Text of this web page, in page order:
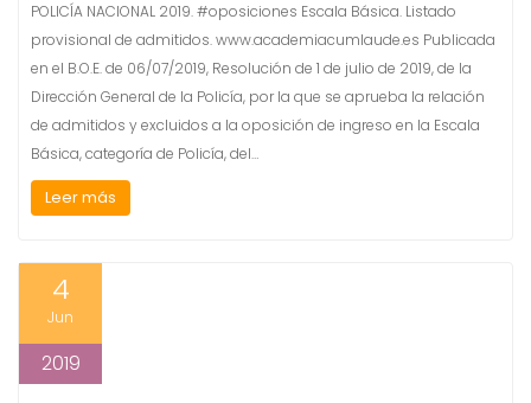
POLICÍA NACIONAL 2019. #oposiciones Escala Básica. Listado
provisional de admitidos. www.academiacumlaude.es Publicada
en el B.O.E. de 06/07/2019, Resolución de 1 de julio de 2019, de la
Dirección General de la Policía, por la que se aprueba la relación
de admitidos y excluidos a la oposición de ingreso en la Escala
Básica, categoría de Policía, del…
Leer más
4
Jun
2019